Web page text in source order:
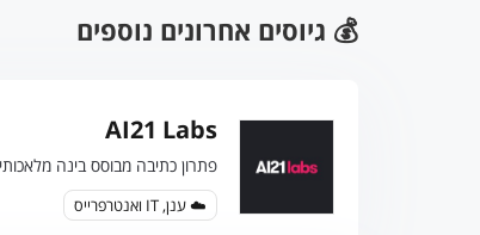
💰 גיוסים אחרונים נוספים
AI21 Labs
פתרון כתיבה מבוסס בינה
☁️ ענן, IT ואנטרפרייס